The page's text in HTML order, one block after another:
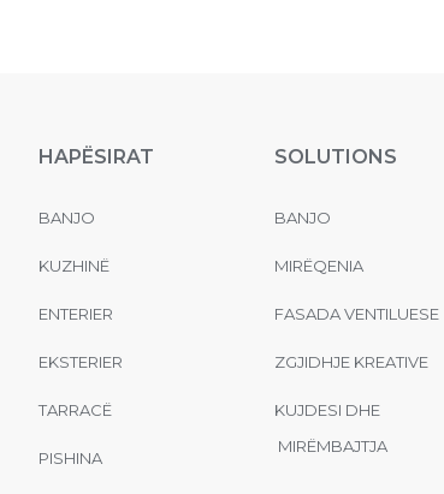
HAPËSIRAT
BANJO
KUZHINË
ENTERIER
EKSTERIER
TARRACË
PISHINA
SOLUTIONS
BANJO
MIRËQENIA
FASADA VENTILUESE
ZGJIDHJE KREATIVE
KUJDESI DHE
MIRËMBAJTJA